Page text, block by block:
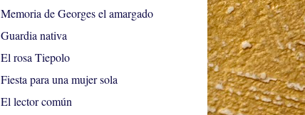
Memoria de Georges el amargado
Guardia nativa
El rosa Tiepolo
Fiesta para una mujer sola
El lector común